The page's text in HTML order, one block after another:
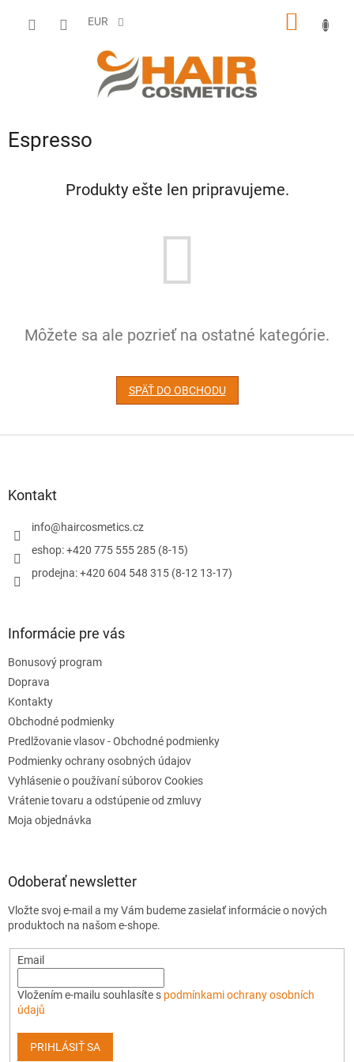
EUR
Espresso
Produkty ešte len pripravujeme.
Môžete sa ale pozrieť na ostatné kategórie.
SPÄŤ DO OBCHODU
Kontakt
info@haircosmetics.cz
eshop: +420 775 555 285 (8-15)
prodejna: +420 604 548 315 (8-12 13-17)
Informácie pre vás
Bonusový program
Doprava
Kontakty
Obchodné podmienky
Predlžovanie vlasov - Obchodné podmienky
Podmienky ochrany osobných údajov
Vyhlásenie o používaní súborov Cookies
Vrátenie tovaru a odstúpenie od zmluvy
Moja objednávka
Odoberať newsletter
Vložte svoj e-mail a my Vám budeme zasielať informácie o nových
produktoch na našom e-shope.
Email
Vložením e-mailu souhlasíte s podmínkami ochrany osobních
údajů
PRIHLÁSIŤ SA